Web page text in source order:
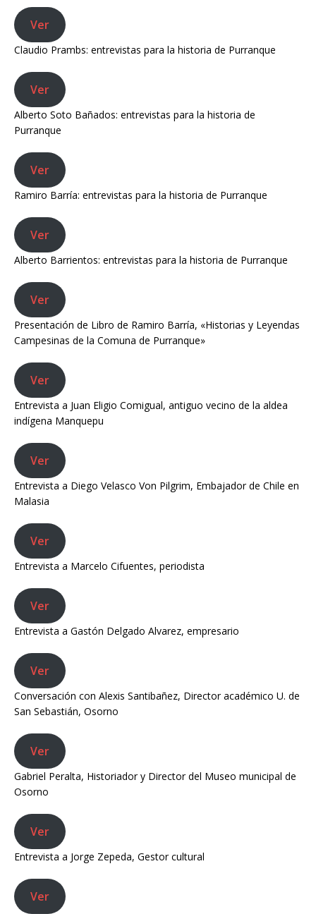
Ver
Claudio Prambs: entrevistas para la historia de Purranque
Ver
Alberto Soto Bañados: entrevistas para la historia de
Purranque
Ver
Ramiro Barría: entrevistas para la historia de Purranque
Ver
Alberto Barrientos: entrevistas para la historia de Purranque
Ver
Presentación de Libro de Ramiro Barría, «Historias y Leyendas
Campesinas de la Comuna de Purranque»
Ver
Entrevista a Juan Eligio Comigual, antiguo vecino de la aldea
indígena Manquepu
Ver
Entrevista a Diego Velasco Von Pilgrim, Embajador de Chile en
Malasia
Ver
Entrevista a Marcelo Cifuentes, periodista
Ver
Entrevista a Gastón Delgado Alvarez, empresario
Ver
Conversación con Alexis Santibañez, Director académico U. de
San Sebastián, Osorno
Ver
Gabriel Peralta, Historiador y Director del Museo municipal de
Osorno
Ver
Entrevista a Jorge Zepeda, Gestor cultural
Ver